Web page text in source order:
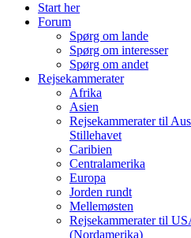
Start her
Forum
Spørg om lande
Spørg om interesser
Spørg om andet
Rejsekammerater
Afrika
Asien
Rejsekammerater til
Stillehavet
Caribien
Centralamerika
Europa
Jorden rundt
Mellemøsten
Rejsekammerater til
(Nordamerika)